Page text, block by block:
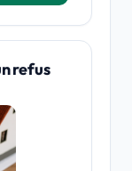
refus